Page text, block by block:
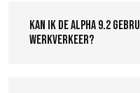
Kan ik de Alpha 9.2
werkverkeer?